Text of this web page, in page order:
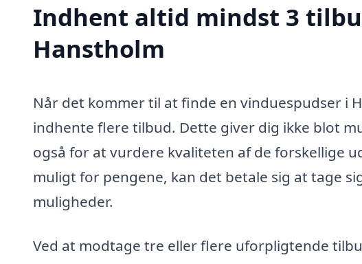
Indhent altid mindst 3
Hanstholm
Når det kommer til at finde en vinduespudser i
indhente flere tilbud. Dette giver dig ikke blot
også for at vurdere kvaliteten af de forskellige
muligt for pengene, kan det betale sig at tage
muligheder.
Ved at modtage tre eller flere uforpligtende